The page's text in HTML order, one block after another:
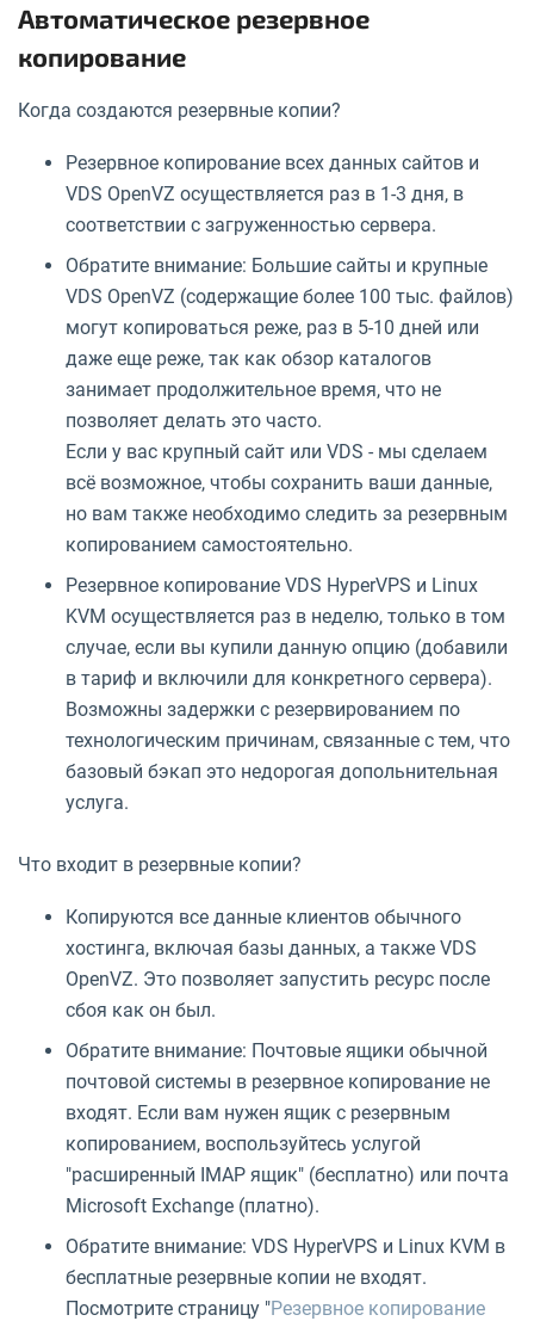
Автоматическое резервное
копирование
Когда создаются резервные копии?
Резервное копирование всех данных сайтов и
VDS OpenVZ осуществляется раз в 1-3 дня, в
соответствии с загруженностью сервера.
Обратите внимание: Большие сайты и крупные
VDS OpenVZ (содержащие более 100 тыс. файлов)
могут копироваться реже, раз в 5-10 дней или
даже еще реже, так как обзор каталогов
занимает продолжительное время, что не
позволяет делать это часто.
Если у вас крупный сайт или VDS - мы сделаем
всё возможное, чтобы сохранить ваши данные,
но вам также необходимо следить за резервным
копированием самостоятельно.
Резервное копирование VDS HyperVPS и Linux
KVM осуществляется раз в неделю, только в том
случае, если вы купили данную опцию (добавили
в тариф и включили для конкретного сервера).
Возможны задержки с резервированием по
технологическим причинам, связанные с тем, что
базовый бэкап это недорогая допольнительная
услуга.
Что входит в резервные копии?
Копируются все данные клиентов обычного
хостинга, включая базы данных, а также VDS
OpenVZ. Это позволяет запустить ресурс после
сбоя как он был.
Обратите внимание: Почтовые ящики обычной
почтовой системы в резервное копирование не
входят. Если вам нужен ящик с резервным
копированием, воспользуйтесь услугой
"расширенный IMAP ящик" (бесплатно) или почта
Microsoft Exchange (платно).
Обратите внимание: VDS HyperVPS и Linux KVM в
бесплатные резервные копии не входят.
Посмотрите страницу "Резервное копирование